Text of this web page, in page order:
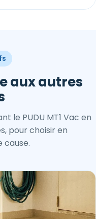
aux autres
le PUDU MT1 Vac en
pour choisir en
cause.